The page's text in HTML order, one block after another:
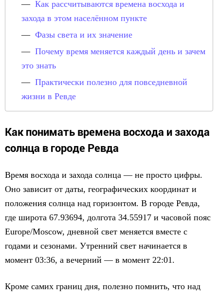
Как рассчитываются времена восхода и
захода в этом населённом пункте
Фазы света и их значение
Почему время меняется каждый день и зачем
это знать
Практически полезно для повседневной
жизни в Ревде
Как понимать времена восхода и захода
солнца в городе Ревда
Время восхода и захода солнца — не просто цифры.
Оно зависит от даты, географических координат и
положения солнца над горизонтом. В городе Ревда,
где широта 67.93694, долгота 34.55917 и часовой пояс
Europe/Moscow, дневной свет меняется вместе с
годами и сезонами. Утренний свет начинается в
момент 03:36, а вечерний — в момент 22:01.
Кроме самих границ дня, полезно помнить, что над